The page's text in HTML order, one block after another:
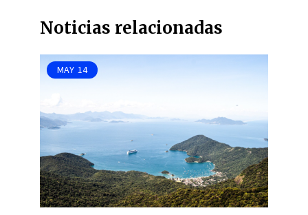
Noticias relacionadas
MAY 14